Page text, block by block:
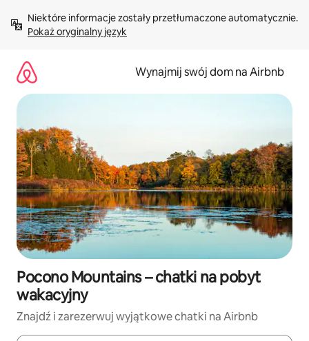
treści Pokaż oryginalny język
Wynajmij swój dom na Airbnb
Pocono Mountains – chatki na pobyt
wakacyjny
Znajdź i zarezerwuj wyjątkowe chatki na Airbnb